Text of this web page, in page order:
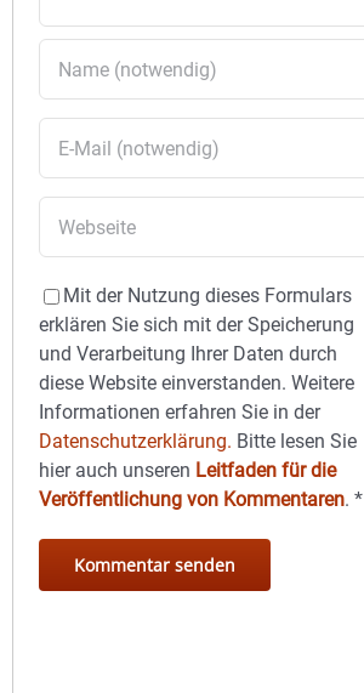
Mit der Nutzung dieses Formulars
erklären Sie sich mit der Speicherung
und Verarbeitung Ihrer Daten durch
diese Website einverstanden. Weitere
Informationen erfahren Sie in der
Datenschutzerklärung. Bitte lesen Sie
hier auch unseren Leitfaden für die
Veröffentlichung von Kommentaren.*